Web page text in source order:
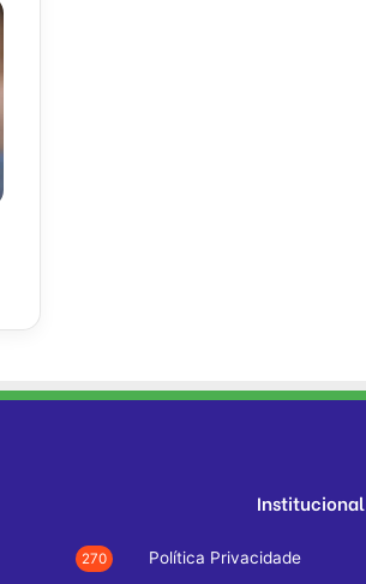
270
Institucional
Política Privacidade